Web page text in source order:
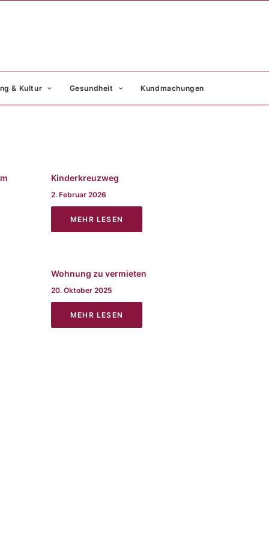
& Kultur Gesundheit Kundmachungen
Kinderkreuzweg
2. Februar 2026
MEHR LESEN
Wohnung zu vermieten
20. Oktober 2025
MEHR LESEN